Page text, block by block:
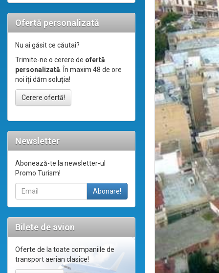
Ofertă personalizată
Nu ai găsit ce căutai?
Trimite-ne o cerere de ofertă
personalizată. În maxim 48 de ore
noi îți dăm soluția!
Cerere ofertă!
Newsletter
Abonează-te la newsletter-ul
Promo Turism!
Bilete de avion
Oferte de la toate companiile de
transport aerian clasice!